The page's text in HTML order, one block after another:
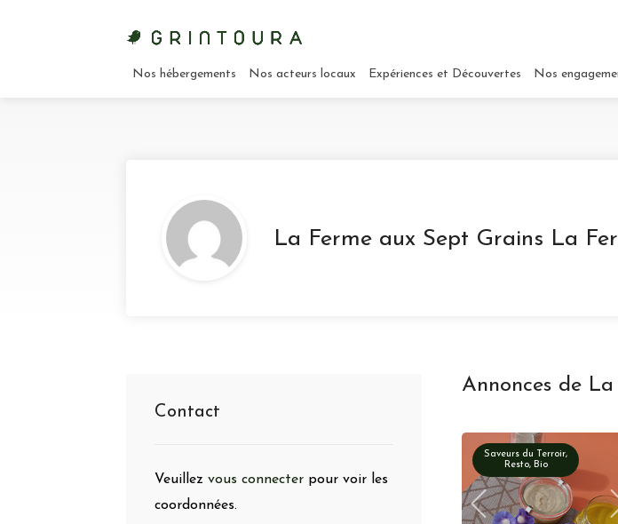
Nos hébergements Nos acteurs locaux Expériences et Découvertes Nos
La Ferme aux Sept Grains La
Contact
Veuillez vous connecter pour voir les
coordonnées.
Annonces de
Saveurs du Terroir,
Resto, Bio